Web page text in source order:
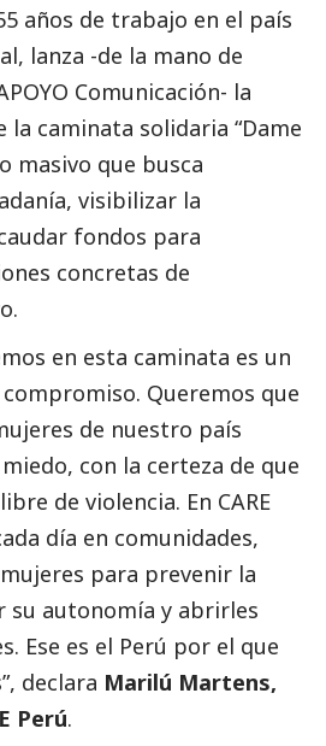
años de trabajo en el país
, lanza -de la mano de
Comunicación- la
la caminata solidaria “Dame
masivo que busca
visibilizar la
fondos para
concretas de
en esta caminata es un
Queremos que
de nuestro país
con la certeza de que
de violencia. En CARE
día en comunidades,
para prevenir la
su autonomía y abrirles
Ese es el Perú por el que
declara Marilú Martens,
Perú.